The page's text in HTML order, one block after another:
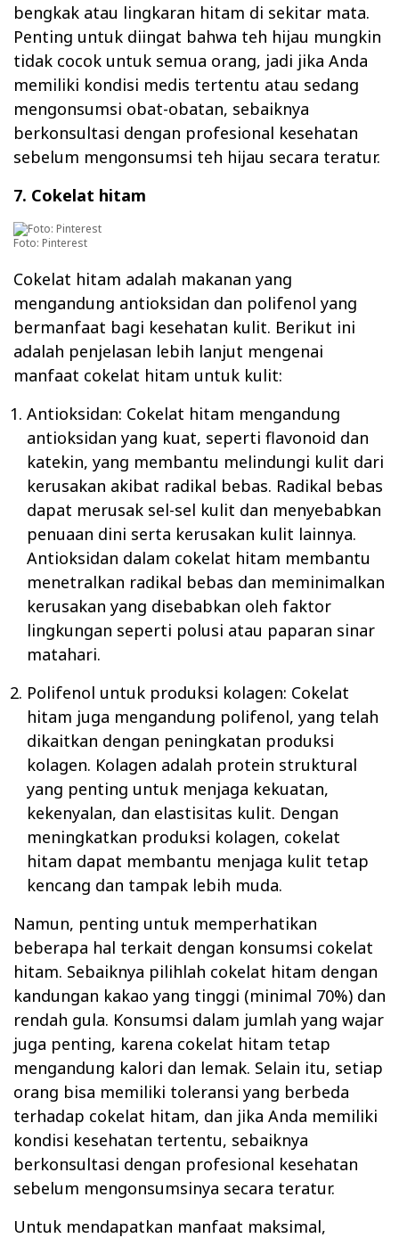
bengkak atau lingkaran hitam di sekitar mata.
Penting untuk diingat bahwa teh hijau mungkin
tidak cocok untuk semua orang, jadi jika Anda
memiliki kondisi medis tertentu atau sedang
mengonsumsi obat-obatan, sebaiknya
berkonsultasi dengan profesional kesehatan
sebelum mengonsumsi teh hijau secara teratur.
7. Cokelat hitam
Foto: Pinterest
Cokelat hitam adalah makanan yang
mengandung antioksidan dan polifenol yang
bermanfaat bagi kesehatan kulit. Berikut ini
adalah penjelasan lebih lanjut mengenai
manfaat cokelat hitam untuk kulit:
Antioksidan: Cokelat hitam mengandung
antioksidan yang kuat, seperti flavonoid dan
katekin, yang membantu melindungi kulit dari
kerusakan akibat radikal bebas. Radikal bebas
dapat merusak sel-sel kulit dan menyebabkan
penuaan dini serta kerusakan kulit lainnya.
Antioksidan dalam cokelat hitam membantu
menetralkan radikal bebas dan meminimalkan
kerusakan yang disebabkan oleh faktor
lingkungan seperti polusi atau paparan sinar
matahari.
Polifenol untuk produksi kolagen: Cokelat
hitam juga mengandung polifenol, yang telah
dikaitkan dengan peningkatan produksi
kolagen. Kolagen adalah protein struktural
yang penting untuk menjaga kekuatan,
kekenyalan, dan elastisitas kulit. Dengan
meningkatkan produksi kolagen, cokelat
hitam dapat membantu menjaga kulit tetap
kencang dan tampak lebih muda.
Namun, penting untuk memperhatikan
beberapa hal terkait dengan konsumsi cokelat
hitam. Sebaiknya pilihlah cokelat hitam dengan
kandungan kakao yang tinggi (minimal 70%) dan
rendah gula. Konsumsi dalam jumlah yang wajar
juga penting, karena cokelat hitam tetap
mengandung kalori dan lemak. Selain itu, setiap
orang bisa memiliki toleransi yang berbeda
terhadap cokelat hitam, dan jika Anda memiliki
kondisi kesehatan tertentu, sebaiknya
berkonsultasi dengan profesional kesehatan
sebelum mengonsumsinya secara teratur.
Untuk mendapatkan manfaat maksimal,